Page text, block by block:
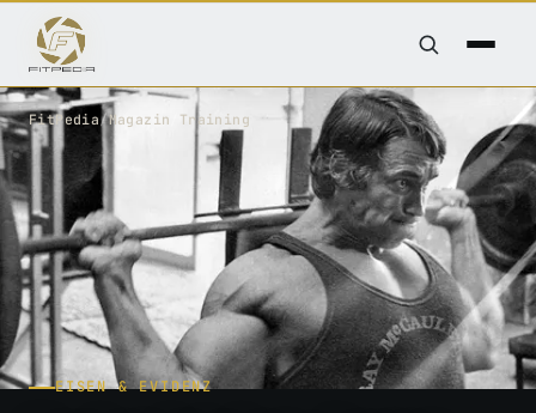
FitPedia/Magazin Training
EISEN & EVIDENZ